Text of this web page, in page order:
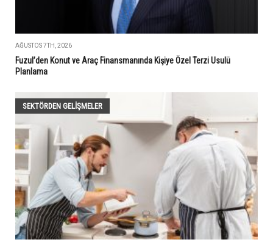
AĞUSTOS 7TH, 2026
Fuzul’den Konut ve Araç Finansmanında Kişiye Özel Terzi Usulü
Planlama
SEKTÖRDEN GELIŞMELER